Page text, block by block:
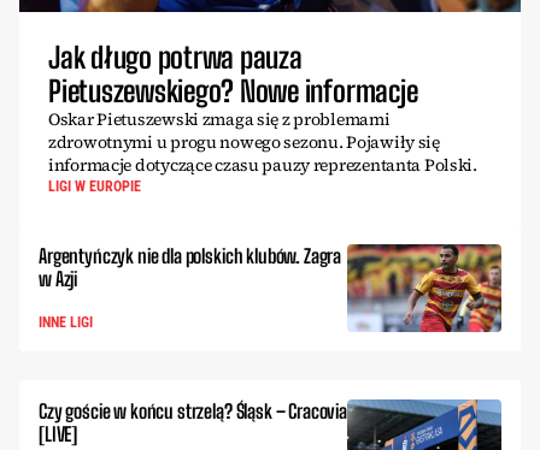
Jak długo potrwa pauza
Pietuszewskiego? Nowe informacje
Oskar Pietuszewski zmaga się z problemami
zdrowotnymi u progu nowego sezonu. Pojawiły się
informacje dotyczące czasu pauzy reprezentanta Polski.
LIGI W EUROPIE
Argentyńczyk nie dla polskich klubów. Zagra
w Azji
INNE LIGI
Czy goście w końcu strzelą? Śląsk – Cracovia
[LIVE]